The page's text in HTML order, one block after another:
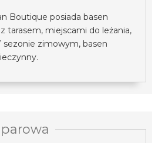
Boutique posiada basen
tarasem, miejscami do leżania,
sezonie zimowym, basen